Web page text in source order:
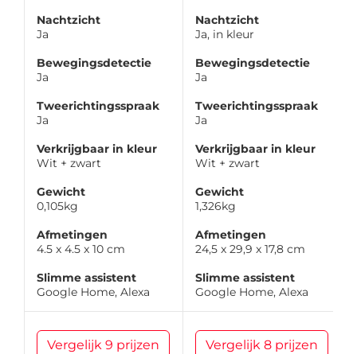
Nachtzicht
Ja
Bewegingsdetectie
Ja
Tweerichtingsspraak
Ja
Verkrijgbaar in kleur
Wit + zwart
Gewicht
0,105kg
Afmetingen
4.5 x 4.5 x 10 cm
Slimme assistent
Google Home, Alexa
Vergelijk 9 prijzen
Nachtzicht
Ja, in kleur
Bewegingsdetectie
Ja
Tweerichtingsspraak
Ja
Verkrijgbaar in kleur
Wit + zwart
Gewicht
1,326kg
Afmetingen
24,5 x 29,9 x 17,8 cm
Slimme assistent
Google Home, Alexa
Vergelijk 8 prijzen